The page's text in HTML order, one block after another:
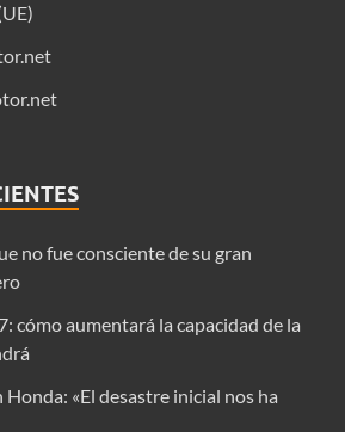
no fue consciente de su gran
cómo aumentará la capacidad de la
«El desastre inicial nos ha